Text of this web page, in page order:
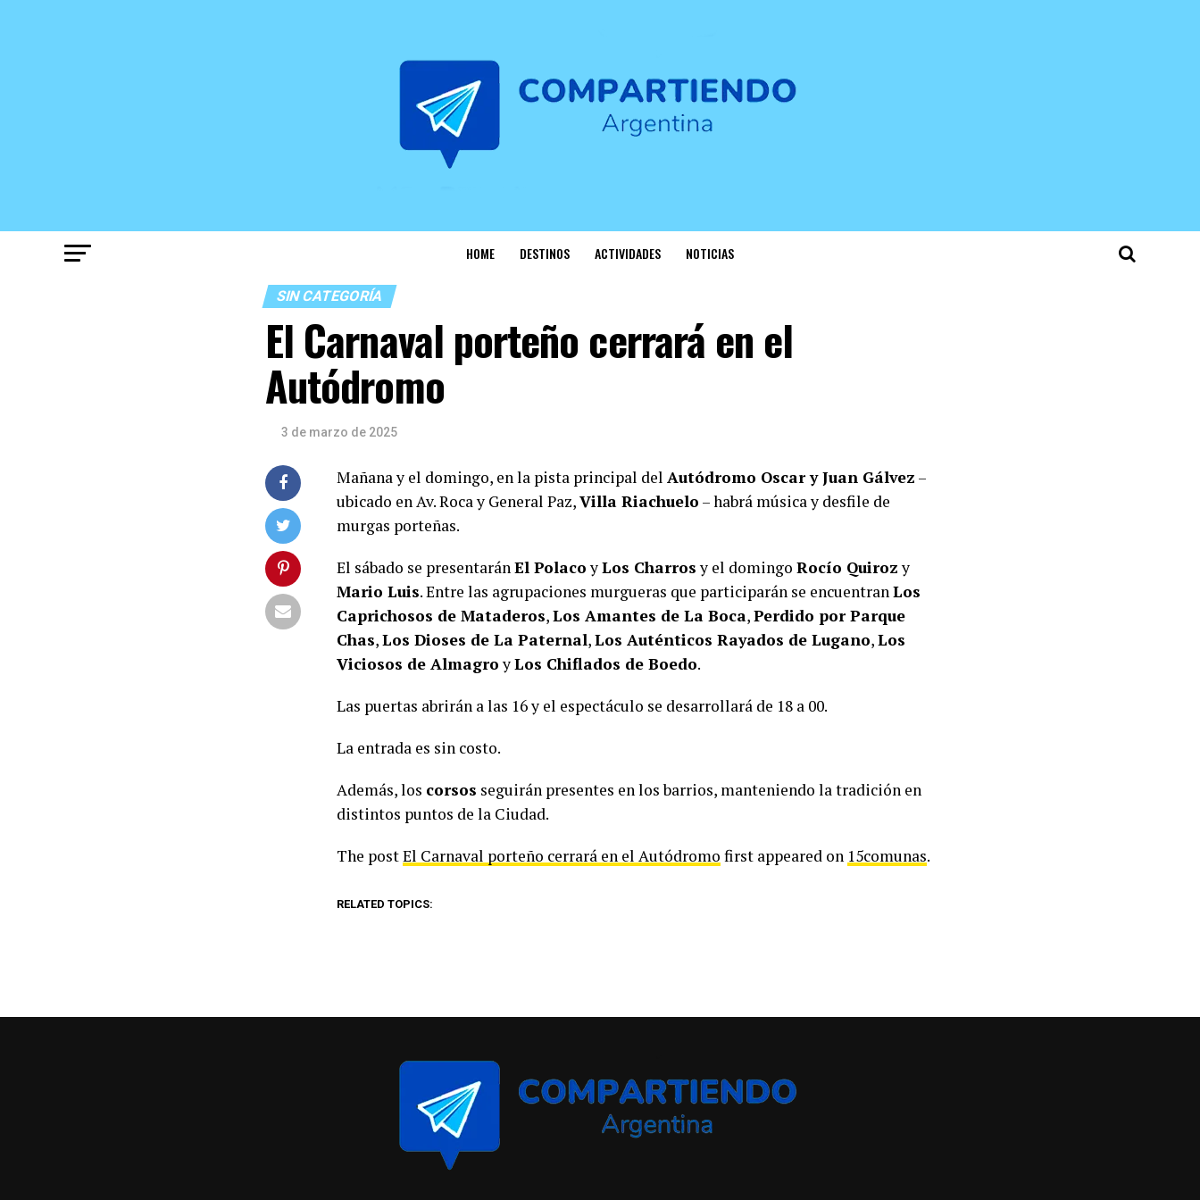
HOME DESTINOS ACTIVIDADES NOTICIAS
SIN CATEGORÍA
El Carnaval porteño cerrará en el
Autódromo
3 de marzo de 2025
Mañana y el domingo, en la pista principal del Autódromo Oscar y Juan Gálvez –
ubicado en Av. Roca y General Paz,Villa Riachuelo – habrá música y desfile de
murgas porteñas.
El sábado se presentaránEl PolacoyLos Charrosy el domingo Rocío Quirozy
Mario Luis. Entre las agrupaciones murgueras que participarán se encuentranLos
Caprichosos de Mataderos,Los Amantes de La Boca,Perdido por Parque
Chas,Los Dioses de La Paternal,Los Auténticos Rayados de Lugano,Los
Viciosos de AlmagroyLos Chiflados de Boedo.
Las puertas abrirán a las 16 y el espectáculo se desarrollará de 18 a 00.
La entrada es sin costo.
Además, los corsos seguirán presentes en los barrios, manteniendo la tradición en
distintos puntos de la Ciudad.
The postEl Carnaval porteño cerrará en el Autódromo first appeared on 15comunas.
RELATED TOPICS: